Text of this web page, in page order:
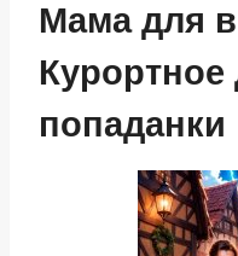
Мама для
Курортное
попаданки